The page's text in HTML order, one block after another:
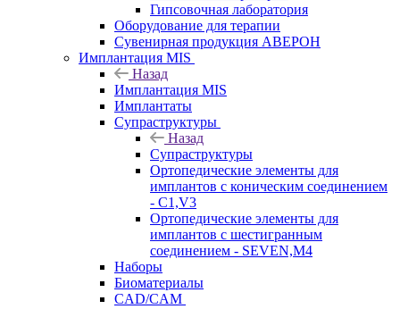
Гипсовочная лаборатория
Оборудование для терапии
Сувенирная продукция АВЕРОН
Имплантация MIS
Назад
Имплантация MIS
Имплантаты
Супраструктуры
Назад
Супраструктуры
Ортопедические элементы для
имплантов с коническим соединением
- C1,V3
Ортопедические элементы для
имплантов с шестигранным
соединением - SEVEN,M4
Наборы
Биоматериалы
CAD/CAM